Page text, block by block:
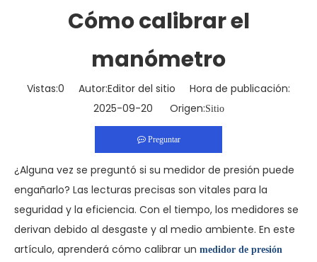
Cómo calibrar el
manómetro
Vistas:0 Autor:Editor del sitio Hora de publicación:
2025-09-20 Origen:Sitio
Preguntar
¿Alguna vez se preguntó si su medidor de presión puede
engañarlo? Las lecturas precisas son vitales para la
seguridad y la eficiencia. Con el tiempo, los medidores se
derivan debido al desgaste y al medio ambiente. En este
artículo, aprenderá cómo calibrar un medidor de presión